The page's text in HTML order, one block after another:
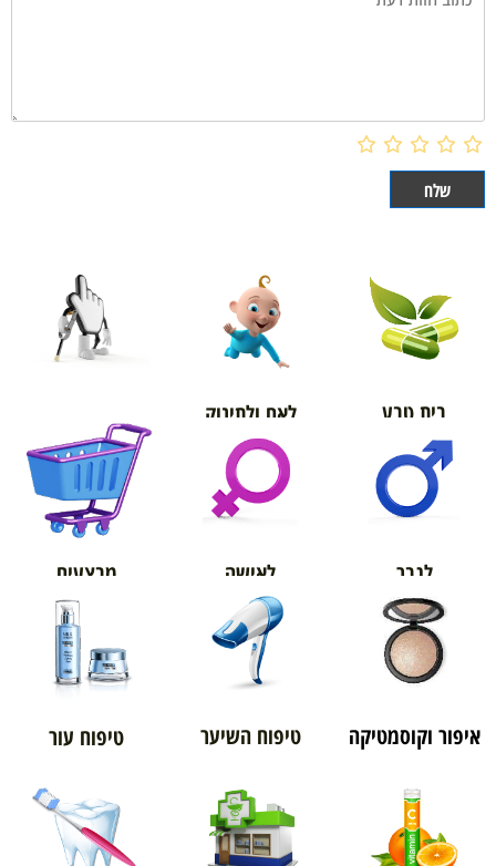
בית טבע לאם ולתינוק
אורטופדיה
לגבר לאישה מבצעים
איפור וקוסמטיקה טיפוח השיער טיפוח עור